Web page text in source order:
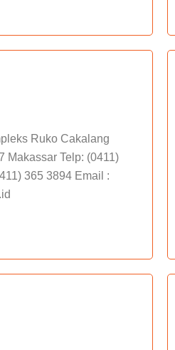
Ruko Cakalang
Makassar Telp: (0411)
365 3894 Email :